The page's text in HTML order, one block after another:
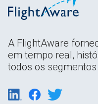
A FlightAware
em tempo real,
todos os